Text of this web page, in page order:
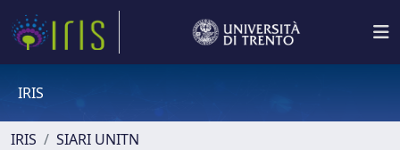
IRIS
IRIS
SIARI UNITN